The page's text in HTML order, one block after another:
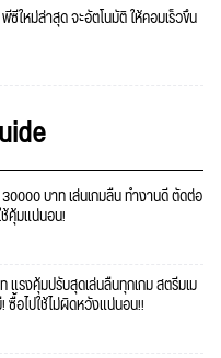
ซีใหม่ล่าสุด จะอัตโนมัติ ให้คอมเร็วขึ้น
บาท เล่นเกมลื่น ทำงานดี ตัดต่อ
คุ้มแน่นอน!
แรงคุ้มปรับสุดเล่นลื่นทุกเกม สตรีมเม
ซื้อไปใช้ไม่ผิดหวังแน่นอน!!